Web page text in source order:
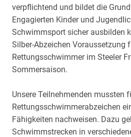
verpflichtend und bildet die
Engagierten Kinder und
Schwimmsport sicher ausbilden
Silber-Abzeichen Voraussetzung
Rettungsschwimmer im Steeler
Sommersaison.
Unsere Teilnehmenden mussten
Rettungsschwimmerabzeichen
Fähigkeiten nachweisen. Dazu
Schwimmstrecken in